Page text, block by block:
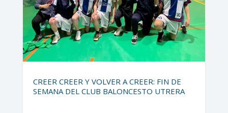
CREER CREER Y VOLVER A CREER: FIN DE
SEMANA DEL CLUB BALONCESTO UTRERA